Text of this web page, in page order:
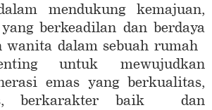
mendukung kemajuan,
berkeadilan dan berdaya
wanita dalam sebuah rumah
untuk mewujudkan
emas yang berkualitas,
berkarakter baik dan